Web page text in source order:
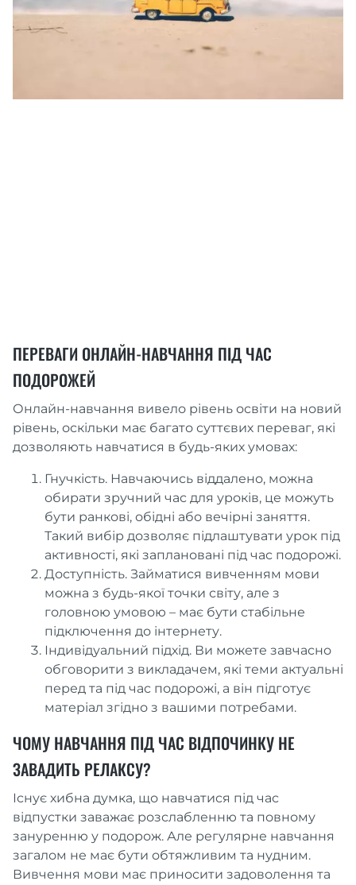
ПЕРЕВАГИ ОНЛАЙН-НАВЧАННЯ ПІД ЧАС
ПОДОРОЖЕЙ
Онлайн-навчання вивело рівень освіти на новий
рівень, оскільки має багато суттєвих переваг, які
дозволяють навчатися в будь-яких умовах:
Гнучкість. Навчаючись віддалено, можна
обирати зручний час для уроків, це можуть
бути ранкові, обідні або вечірні заняття.
Такий вибір дозволяє підлаштувати урок під
активності, які заплановані під час подорожі.
Доступність. Займатися вивченням мови
можна з будь-якої точки світу, але з
головною умовою – має бути стабільне
підключення до інтернету.
Індивідуальний підхід. Ви можете завчасно
обговорити з викладачем, які теми актуальні
перед та під час подорожі, а він підготує
матеріал згідно з вашими потребами.
ЧОМУ НАВЧАННЯ ПІД ЧАС ВІДПОЧИНКУ НЕ
ЗАВАДИТЬ РЕЛАКСУ?
Існує хибна думка, що навчатися під час
відпустки заважає розслабленню та повному
зануренню у подорож. Але регулярне навчання
загалом не має бути обтяжливим та нудним.
Вивчення мови має приносити задоволення та